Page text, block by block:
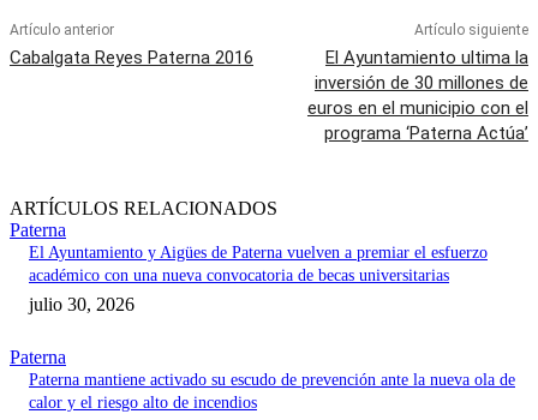
Artículo anterior
Cabalgata Reyes Paterna 2016
Artículo siguiente
El Ayuntamiento ultima la
inversión de 30 millones de
euros en el municipio con el
programa ‘Paterna Actúa’
ARTÍCULOS RELACIONADOS
Paterna
El Ayuntamiento y Aigües de Paterna vuelven a premiar el esfuerzo
académico con una nueva convocatoria de becas universitarias
julio 30, 2026
Paterna
Paterna mantiene activado su escudo de prevención ante la nueva ola de
calor y el riesgo alto de incendios